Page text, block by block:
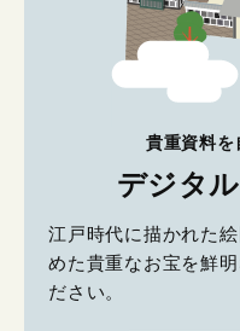
貴重資料を
デジタ
江戸時代に描かれた
めた貴重なお宝を鮮
ださい。